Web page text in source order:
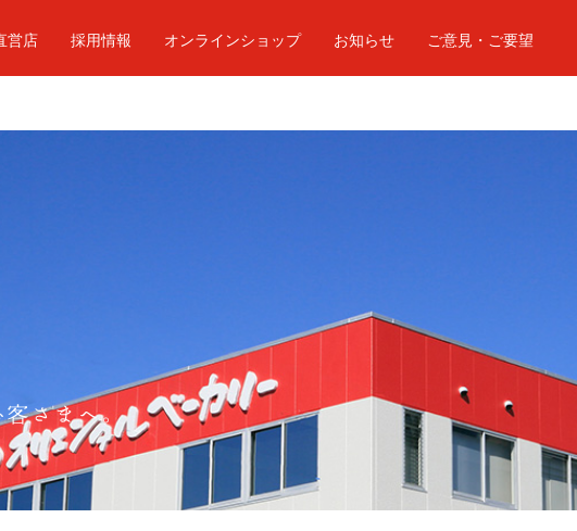
営店 採用情報 オンラインショップ お知らせ ご意見・ご要望